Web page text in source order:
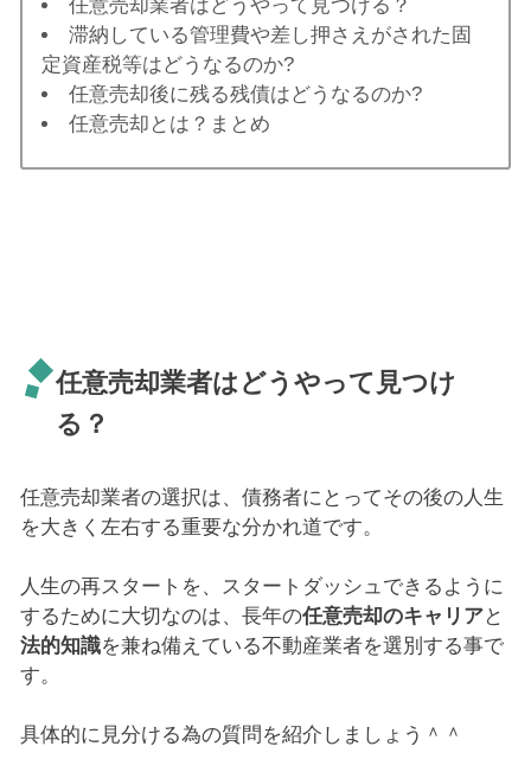
任意売却業者はどうやって見つける？
滞納している管理費や差し押さえがされた固
定資産税等はどうなるのか?
任意売却後に残る残債はどうなるのか?
任意売却とは？まとめ
任意売却業者はどうやって見つけ
る？
任意売却業者の選択は、債務者にとってその後の人生
を大きく左右する重要な分かれ道です。
人生の再スタートを、スタートダッシュできるように
するために大切なのは、長年の任意売却のキャリアと
法的知識を兼ね備えている不動産業者を選別する事で
す。
具体的に見分ける為の質問を紹介しましょう＾＾